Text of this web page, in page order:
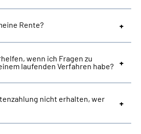
Mein Kundenportal
Rente?
wenn ich Fragen zu
laufenden Verfahren habe?
nicht erhalten, wer